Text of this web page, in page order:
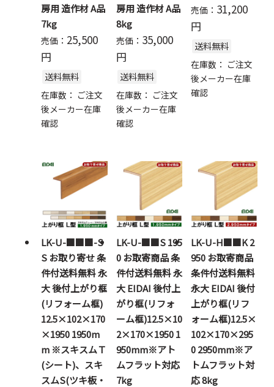
房用 造作材 A品
7kg
売価： 25,500
円
送料無料
在庫数： ご注文
後メーカー在庫
確認
房用 造作材 A品
8kg
売価： 35,000
円
送料無料
在庫数： ご注文
後メーカー在庫
確認
売価： 31,200
円
送料無料
在庫数： ご注文
後メーカー在庫
確認
LK-U-■■■-S
S お取り寄せ 条
件付送料無料 永
大 後付上がり框
(リフォーム框)
12.5×102×170
×1950 1950m
m ※スキスムＴ
(シート)、スキ
スムS(ツキ板・
LK-U-■■S 195
0 お取寄商品 条
件付送料無料 永
大 EIDAI 後付上
がり框(リフォ
ーム框)12.5×10
2×170×1950 1
950mm※アト
ムフラット対応
7kg
LK-U-H■■K 2
950 お取寄商品
条件付送料無料
永大 EIDAI 後付
上がり框(リフ
ォーム框)12.5×
102×170×295
0 2950mm※ア
トムフラット対
応 8kg